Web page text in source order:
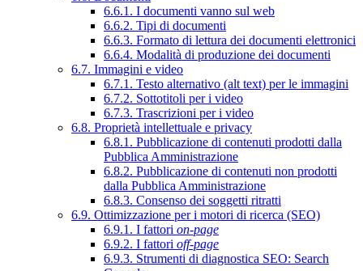
6.6.1. I documenti vanno sul web
6.6.2. Tipi di documenti
6.6.3. Formato di lettura dei documenti elettronici
6.6.4. Modalità di produzione dei documenti
6.7. Immagini e video
6.7.1. Testo alternativo (alt text) per le immagini
6.7.2. Sottotitoli per i video
6.7.3. Trascrizioni per i video
6.8. Proprietà intellettuale e privacy
6.8.1. Pubblicazione di contenuti prodotti dalla
Pubblica Amministrazione
6.8.2. Pubblicazione di contenuti non prodotti
dalla Pubblica Amministrazione
6.8.3. Consenso dei soggetti ritratti
6.9. Ottimizzazione per i motori di ricerca (SEO)
6.9.1. I fattori on-page
6.9.2. I fattori off-page
6.9.3. Strumenti di diagnostica SEO: Search